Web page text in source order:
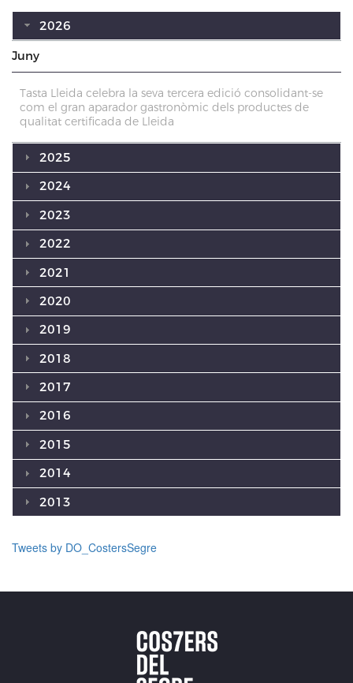
2026
Juny
Tasta Lleida celebra la seva tercera edició consolidant-se
com el gran aparador gastronòmic dels productes de
qualitat certificada de Lleida
2025
2024
2023
2022
2021
2020
2019
2018
2017
2016
2015
2014
2013
Tweets by DO_CostersSegre